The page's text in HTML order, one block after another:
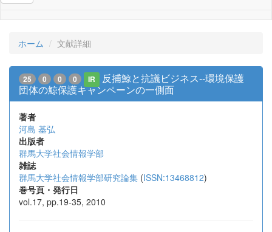
ホーム 文献詳細
25 0 0 0 IR
反捕鯨と抗議ビジネス--環境保護
団体の鯨保護キャンペーンの一側面
著者
河島 基弘
出版者
群馬大学社会情報学部
雑誌
群馬大学社会情報学部研究論集 (ISSN:13468812)
巻号頁・発行日
vol.17, pp.19-35, 2010